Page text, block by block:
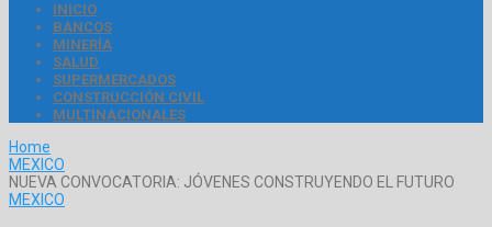
INICIO
BANCOS
MINERÍA
SALUD
SUPERMERCADOS
CONSTRUCCIÓN CIVIL
MULTINACIONALES
Home
MEXICO
NUEVA CONVOCATORIA: JÓVENES CONSTRUYENDO EL FUTURO
MEXICO